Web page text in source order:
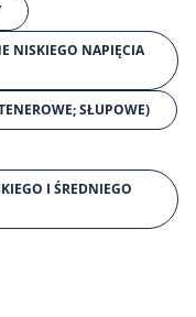
NISKIEGO NAPIĘCIA
SŁUPOWE)
I ŚREDNIEGO